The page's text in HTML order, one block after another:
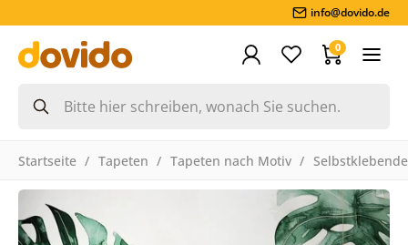
info@dovido.de
0
Startseite Tapeten Tapeten nach Motiv